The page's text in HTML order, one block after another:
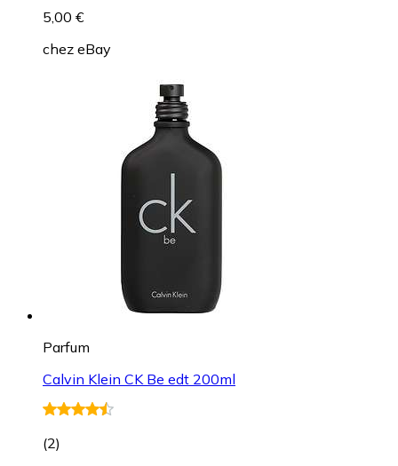
5,00 €
chez eBay
Parfum
Calvin Klein CK Be edt 200ml
(2)